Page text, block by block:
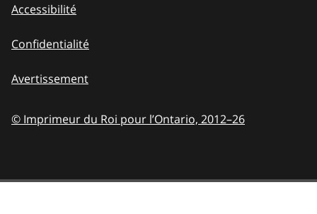
Accessibilité
Confidentialité
Avertissement
© Imprimeur du Roi pour l’Ontario, 2012–26